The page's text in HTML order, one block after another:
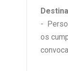
-
os